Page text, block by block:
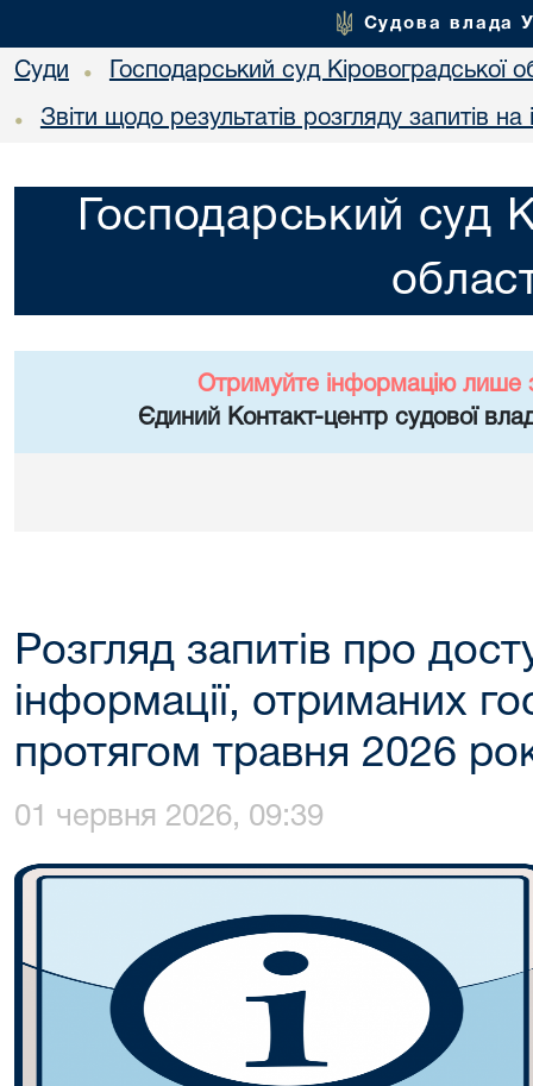
Судова влада
Суди • Господарський суд Кіровоградської
• Звіти щодо результатів розгляду запитів
Господарський суд
Отримуйте інформацію лише
Єдиний Контакт-центр судової
Розгляд запитів про
інформації, отриманих
протягом травня 2026
01 червня 2026, 09:39